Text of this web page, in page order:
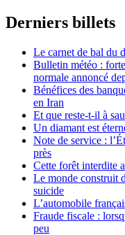
Derniers billets
Le carnet de bal du
Bulletin météo :
normale annoncé
Bénéfices des
en Iran
Et que reste-t-il à
Un diamant est
Note de service :
près
Cette forêt interdite
Le monde construit
suicide
L’automobile
Fraude fiscale :
peu